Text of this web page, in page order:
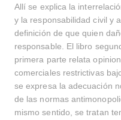
Allí se explica la
y la responsabilidad civil y
definición de que quien
responsable. El libro
primera parte relata
comerciales restrictivas
se expresa la adecuación
de las normas
mismo sentido, se tratan